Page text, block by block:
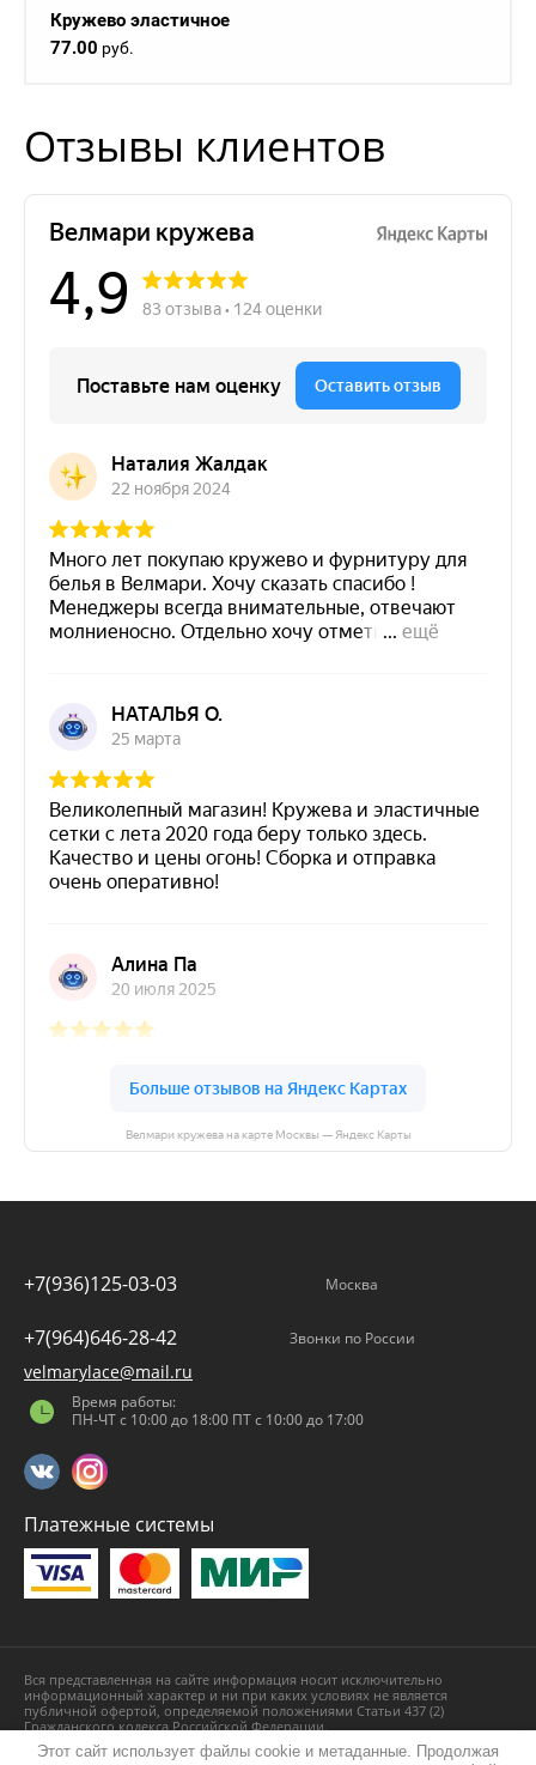
Этот сайт использует файлы cookie и метаданные. Продолжая
Кружево эластичное
77.00 руб.
Отзывы клиентов
Велмари кружева на карте Москвы — Яндекс Карты
+7(936)125-03-03 Москва
+7(964)646-28-42 Звонки по России
velmarylace@mail.ru
Время работы:
ПН-ЧТ с 10:00 до 18:00 ПТ с 10:00 до 17:00
Платежные системы
Вся представленная на сайте информация носит исключительно
информационный характер и ни при каких условиях не является
публичной офертой, определяемой положениями Статьи 437 (2)
Гражданского кодекса Российской Федерации.
Copyright © 2011 - 2026